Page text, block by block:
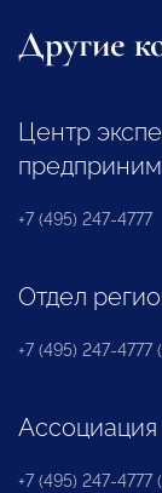
Другие
Центр
+7 (495) 247-4777
Отдел
+7 (495) 247-4777
+7 (495) 247-4777